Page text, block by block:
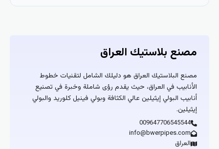
مصنع بلاستيك العراق
مصنع البلاستيك العراق هو دليلك الشامل لتقنيات خطوط
الأنابيب في العراق، حيث يقدم رؤى شاملة وخبرة في تصنيع
أنابيب البولي إيثيلين عالي الكثافة وبولي فينيل كلوريد والبولي
إيثيلين.
009647706545544
info@bwerpipes.com
العراق